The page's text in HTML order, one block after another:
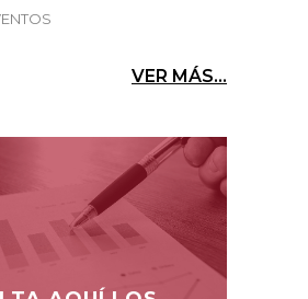
VER MÁS...